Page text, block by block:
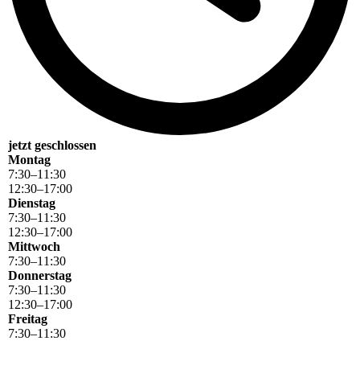
jetzt geschlossen
Montag
7:30–11 :30
12:30–17:00
Dienstag
7:30–11 :30
12:30–17:00
Mittwoch
7:30–11 :30
Donnerstag
7:30–11 :30
12:30–17:00
Freitag
7:30–11 :30